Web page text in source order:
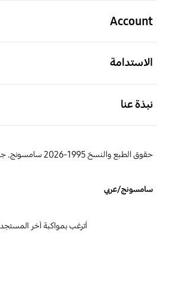
Account
الاستدامة
نبذة عنا
حقوق الطبع والنسخ 1995-2026 سامسونج. جميع الحقوق محفوظة.
سامسونج/عربي
أترغب بمواكبة آخر